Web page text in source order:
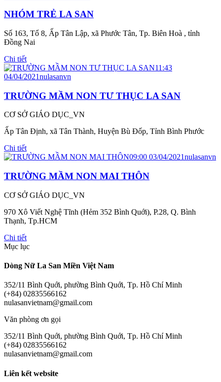
NHÓM TRẺ LA SAN
Số 163, Tổ 8, Ấp Tân Lập, xã Phước Tân, Tp. Biên Hoà , tỉnh
Đồng Nai
Chi tiết
11:43
04/04/2021nulasanvn
TRƯỜNG MẦM NON TƯ THỤC LA SAN
CƠ SỞ GIÁO DỤC_VN
Ấp Tân Định, xã Tân Thành, Huyện Bù Đốp, Tỉnh Bình Phước
Chi tiết
09:00 03/04/2021nulasanvn
TRƯỜNG MẦM NON MAI THÔN
CƠ SỞ GIÁO DỤC_VN
970 Xô Viết Nghệ Tĩnh (Hẻm 352 Bình Quới), P.28, Q. Bình
Thạnh, Tp.HCM
Chi tiết
Mục lục
Dòng Nữ La San Miền Việt Nam
352/11 Bình Quới, phường Bình Quới, Tp. Hồ Chí Minh
(+84) 02835566162
nulasanvietnam@gmail.com
Văn phòng ơn gọi
352/11 Bình Quới, phường Bình Quới, Tp. Hồ Chí Minh
(+84) 02835566162
nulasanvietnam@gmail.com
Liên kết website